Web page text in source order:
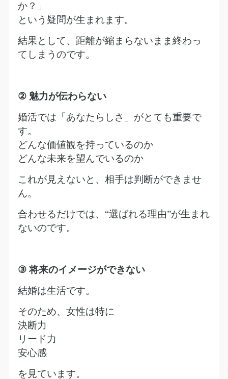
か？」
という疑問が生まれます。
結果として、距離が縮まらないまま終わっ
てしまうのです。
② 魅力が伝わらない
婚活では「あなたらしさ」がとても重要で
す。
どんな価値観を持っているのか
どんな未来を望んでいるのか
これが見えないと、相手は判断ができませ
ん。
合わせるだけでは、 “選ばれる理由”が生まれ
ないのです。
③将来のイメージができない
結婚は生活です。
そのため、女性は特に
決断力
リード力
安心感
を見ています。